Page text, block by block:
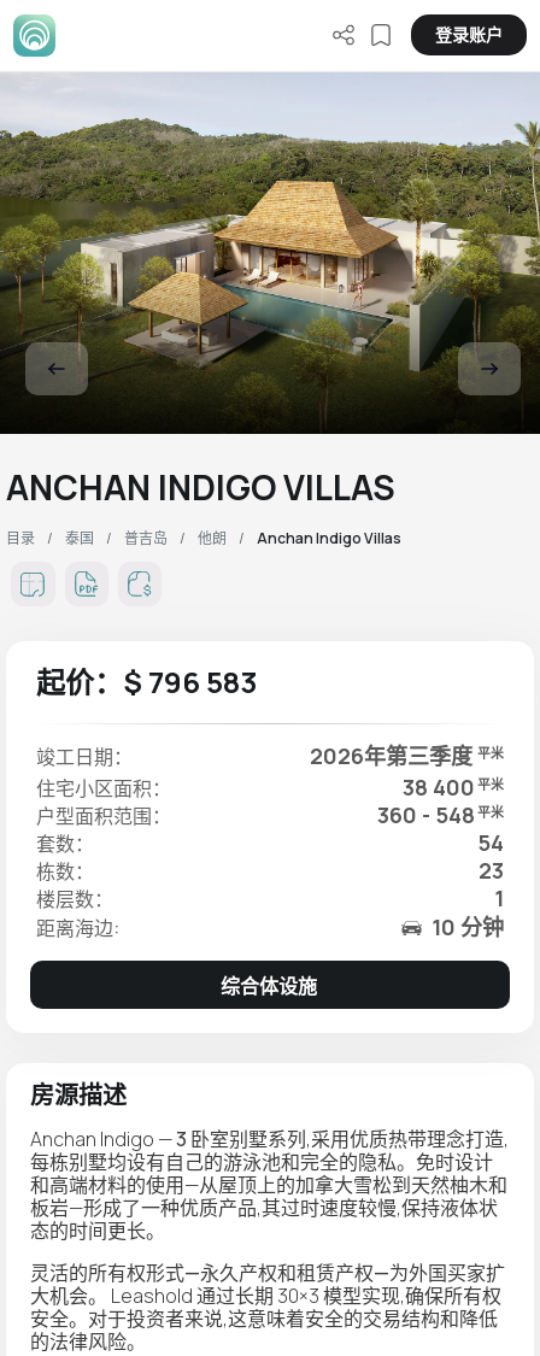
登录账户
ANCHAN INDIGO VILLAS
目录 泰国 普吉岛 他朗 Anchan Indigo Villas
房源描述
Anchan Indigo —3 卧室别墅系列,采用优质热带理念打造,
每栋别墅均设有自己的游泳池和完全的隐私。免时设计
和高端材料的使用—从屋顶上的加拿大雪松到天然柚木和
板岩—形成了一种优质产品,其过时速度较慢,保持液体状
态的时间更长。
灵活的所有权形式—永久产权和租赁产权—为外国买家扩
大机会。
Leashold 通过长期 30×3 模型实现,确保所有权
安全。对于投资者来说,这意味着安全的交易结构和降低
的法律风险。
起价：$ 796 583
竣工日期： 2026年第三季度 平米
住宅小区面积： 38 400 平米
户型面积范围： 360 - 548 平米
套数： 54
栋数： 23
楼层数： 1
距离海边: 10 分钟
综合体设施